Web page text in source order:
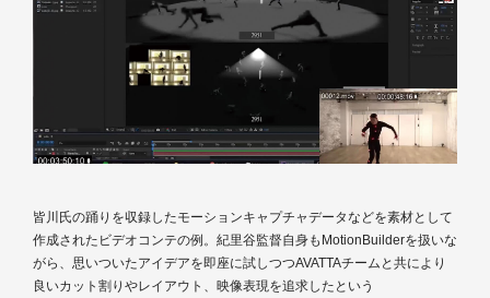
皆川氏の踊りを収録したモーションキャプチャデータなどを素材として
作成されたビデオコンテの例。紀里谷監督自身もMotionBuilderを扱いな
がら、思いついたアイデアを即座に試しつつAVATTAチームと共により
良いカット割りやレイアウト、映像表現を追求したという